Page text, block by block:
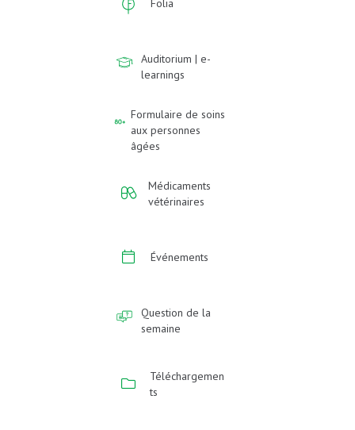
Folia
Auditorium | e-
learnings
Formulaire de soins
aux personnes
âgées
Médicaments
vétérinaires
Événements
Question de la
semaine
Téléchargemen
ts